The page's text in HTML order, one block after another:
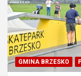
GMINA BRZESKO